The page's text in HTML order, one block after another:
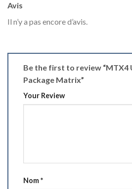
Avis
Il n’y a pas encore d’avis.
Be the first to review “MTX4
Package Matrix”
Your Review
Nom*